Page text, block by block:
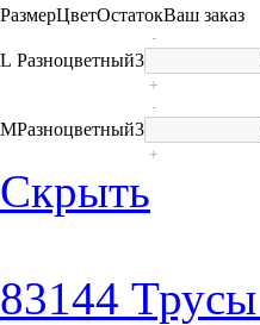
РазмерЦветОстатокВаш заказ
L Разноцветный3
-
+
MРазноцветный3
-
+
Скрыть
83144